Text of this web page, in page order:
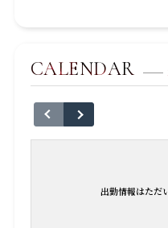
CALENDAR
出勤情報はただ